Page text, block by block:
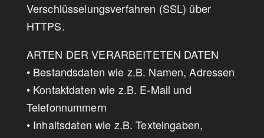
Verschlüsselungsverfahren (SSL) über
HTTPS.
ARTEN DER VERARBEITETEN DATEN
• Bestandsdaten wie z.B. Namen, Adressen
• Kontaktdaten wie z.B. E-Mail und
Telefonnummern
• Inhaltsdaten wie z.B. Texteingaben,